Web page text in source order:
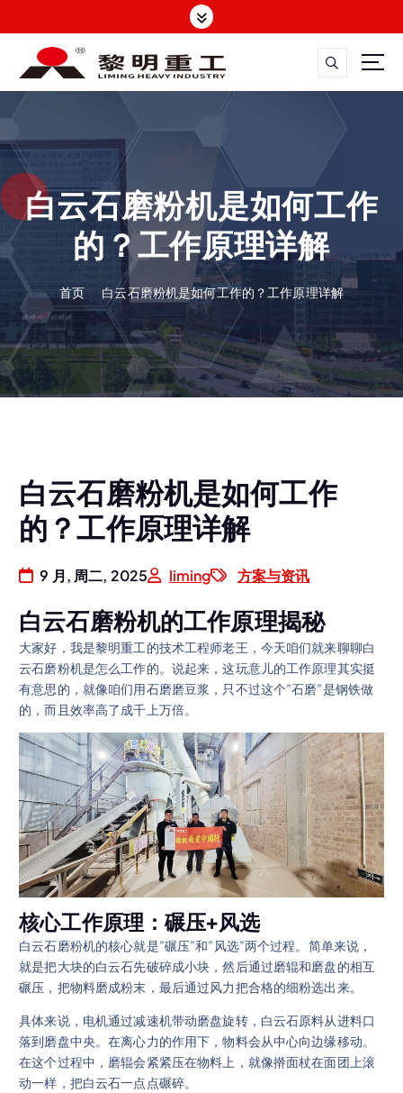
转
容 大修渣磨粉机，矿渣立磨
白云石磨粉机是如何工作
的？工作原理详解
首页 白云石磨粉机是如何工作的？工作原理详解
白云石磨粉机是如何工作
的？工作原理详解
9 月, 周二, 2025 liming 方案与资讯
白云石磨粉机的工作原理揭秘
大家好，我是黎明重工的技术工程师老王，今天咱们就来聊聊白
云石磨粉机是怎么工作的。说起来，这玩意儿的工作原理其实挺
有意思的，就像咱们用石磨磨豆浆，只不过这个”石磨”是钢铁做
的，而且效率高了成千上万倍。
核心工作原理：碾压+风选
白云石磨粉机的核心就是”碾压”和”风选”两个过程。简单来说，
就是把大块的白云石先破碎成小块，然后通过磨辊和磨盘的相互
碾压，把物料磨成粉末，最后通过风力把合格的细粉选出来。
具体来说，电机通过减速机带动磨盘旋转，白云石原料从进料口
落到磨盘中央。在离心力的作用下，物料会从中心向边缘移动。
在这个过程中，磨辊会紧紧压在物料上，就像擀面杖在面团上滚
动一样，把白云石一点点碾碎。